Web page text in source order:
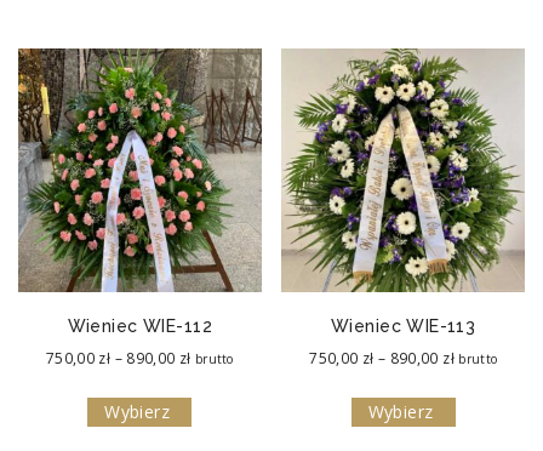
do
890,00 zł
Wieniec WIE-112
750,00 zł – 890,00 złZakres
brutto
Wybierz
Wieniec WIE-113
750,00 zł – 890,00 złZakres
brutto
Wybierz